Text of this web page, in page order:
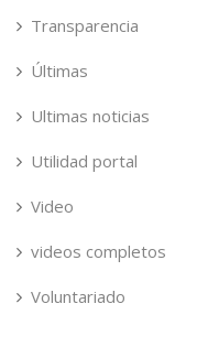
Transparencia
Últimas
Ultimas noticias
Utilidad portal
Video
videos completos
Voluntariado